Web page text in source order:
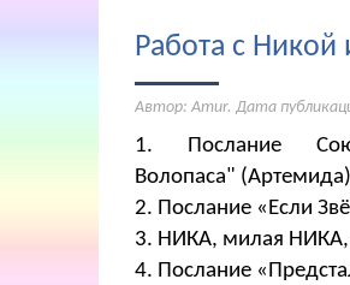
Работа с
Автор: Amur. Дата
1. Послание
Волопаса" (Артемида)
2. Послание «Если
3. НИКА, милая НИКА,
4. Послание